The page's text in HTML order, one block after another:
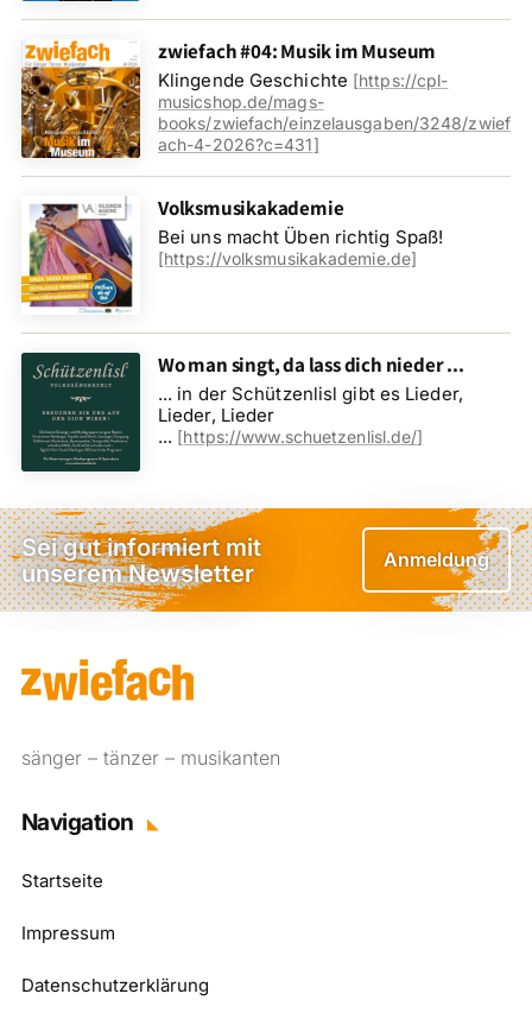
zwiefach #04: Musik im Museum
Klingende Geschichte [https://cpl-
musicshop.de/mags-
books/zwiefach/einzelausgaben/3248/zwief
ach-4-2026?c=431]
Volksmusikakademie
Bei uns macht Üben richtig Spaß!
[https://volksmusikakademie.de]
Wo man singt, da lass dich nieder ...
... in der Schützenlisl gibt es Lieder,
Lieder, Lieder
... [https://www.schuetzenlisl.de/]
Sei gut informiert mit
unserem Newsletter
Anmeldung
sänger – tänzer – musikanten
Navigation
Startseite
Impressum
Datenschutzerklärung